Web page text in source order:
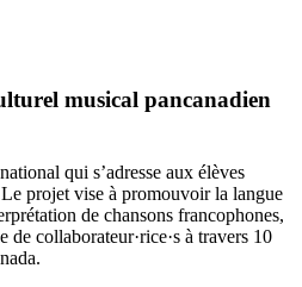
musical pancanadien
qui s’adresse aux élèves
projet vise à promouvoir la langue
de chansons francophones,
de collaborateur·rice·s à travers 10